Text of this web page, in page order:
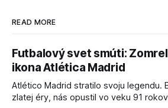
READ MORE
Futbalový svet smúti:
ikona Atlética Madrid
Atlético Madrid stratilo svoju legendu.
zlatej éry, nás opustil vo veku 91